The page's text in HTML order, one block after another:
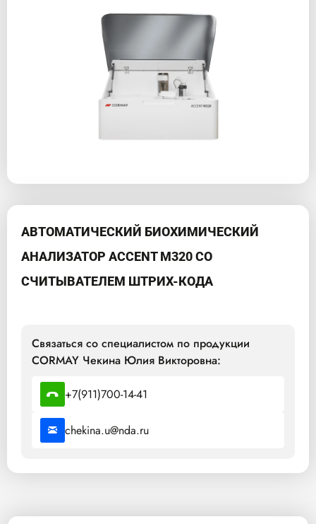
АВТОМАТИЧЕСКИЙ БИОХИМИЧЕСКИЙ
АНАЛИЗАТОР ACCENT M320 СО
СЧИТЫВАТЕЛЕМ ШТРИХ-КОДА
Связаться со специалистом по продукции
CORMAY Чекина Юлия Викторовна:
+7(911)700-14-41
chekina.u@nda.ru